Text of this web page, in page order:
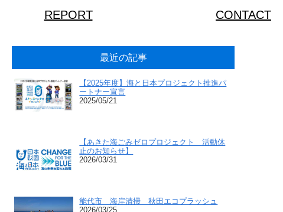
REPORT CONTACT
最近の記事
【2025年度】海と日本プロジェクト推進パ
ートナー宣言
2025/05/21
【あきた海ごみゼロプロジェクト 活動休
止のお知らせ】
2026/03/31
能代市 海岸清掃 秋田エコプラッシュ
2026/03/25